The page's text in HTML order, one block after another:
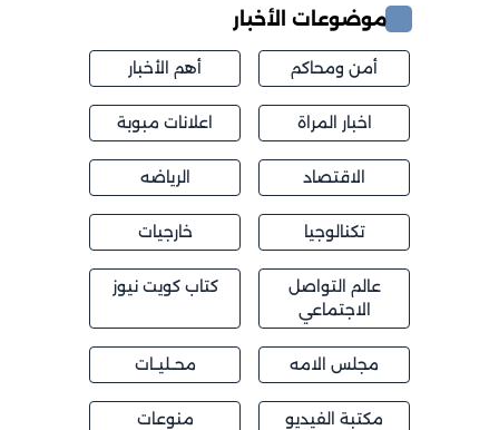
موضوعات الأخبار
أمن ومحاكم أهم الأخبار
اخبار المراة اعلانات مبوبة
الاقتصاد
تكنالوجيا خارجيات
عالم التواصل
الاجتماعي
كتاب كويت نيوز
مجلس الامه محــليــات
مكتبة الفيديو منوعات